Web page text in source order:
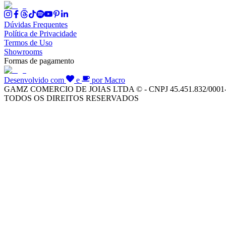
Dúvidas Frequentes
Política de Privacidade
Termos de Uso
Showrooms
Formas de pagamento
Desenvolvido com e
por Macro
GAMZ COMERCIO DE JOIAS LTDA © - CNPJ 45.451.832/
TODOS OS DIREITOS RESERVADOS